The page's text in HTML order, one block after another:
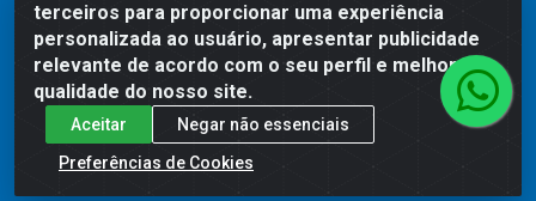
terceiros para proporcionar uma experiência
personalizada ao usuário, apresentar publicidade
relevante de acordo com o seu perfil e melhorar a
qualidade do nosso site.
Aceitar
Negar não essenciais
Preferências de Cookies
exibido no carrinho de compras do site no momento do pagamento.
As vendas estão sujeitas a análise e disponibilidade do estoque.
Imagens de produtos meramente ilustrativas.
Comercial de Construção 2001 LTDA - Av. Congresso
Eucarístico, 1179 - São José, Carpina - PE - CEP: 55811-
000 - 70.220.389/0001-66